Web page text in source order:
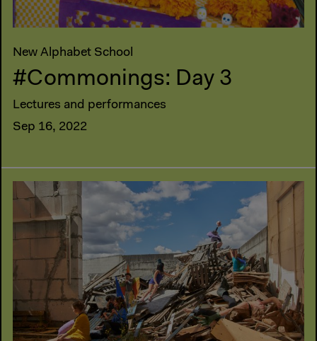
New Alphabet School
#Commonings: Day 3
Lectures and performances
Sep 16, 2022